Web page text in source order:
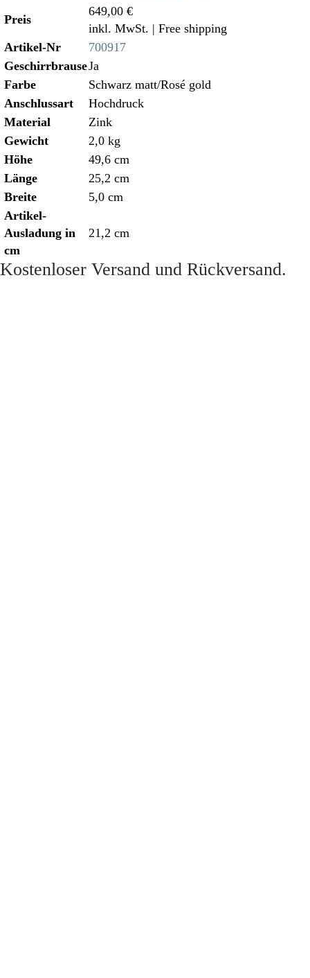
Preis
649,00 €
inkl. MwSt. | Free shipping
Artikel-Nr
700917
GeschirrbrauseJa
Farbe
Schwarz matt/Rosé gold
Anschlussart
Hochdruck
Material
Zink
Gewicht
2,0 kg
Höhe
49,6 cm
Länge
25,2 cm
Breite
5,0 cm
Artikel-
Ausladung in
cm
21,2 cm
Kostenloser Versand und Rückversand.